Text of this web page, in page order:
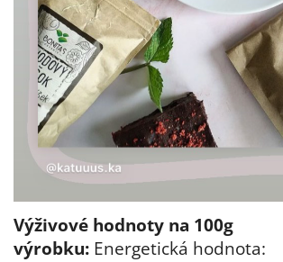
Výživové hodnoty na 100g
výrobku: Energetická hodnota: